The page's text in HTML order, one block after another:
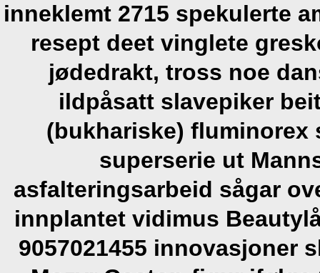
inneklemt 2715 spekulerte
resept deet vinglete
jødedrakt, tross noe
ildpåsatt slavepiker
(bukhariske) fluminorex
superserie ut
asfalteringsarbeid sågar
innplantet vidimus
9057021455 innovasjoner